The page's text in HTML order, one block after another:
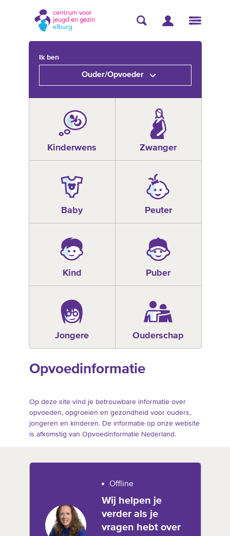
Ik ben
Ouder/Opvoeder
Kinderwens Zwanger
Baby Peuter
Kind Puber
Jongere Ouderschap
Opvoedinformatie
Op deze site vind je betrouwbare informatie over
opvoeden, opgroeien en gezondheid voor ouders,
jongeren en kinderen. De informatie op onze website
is afkomstig van Opvoedinformatie Nederland.
Offline
Wij helpen je
verder als je
vragen hebt over